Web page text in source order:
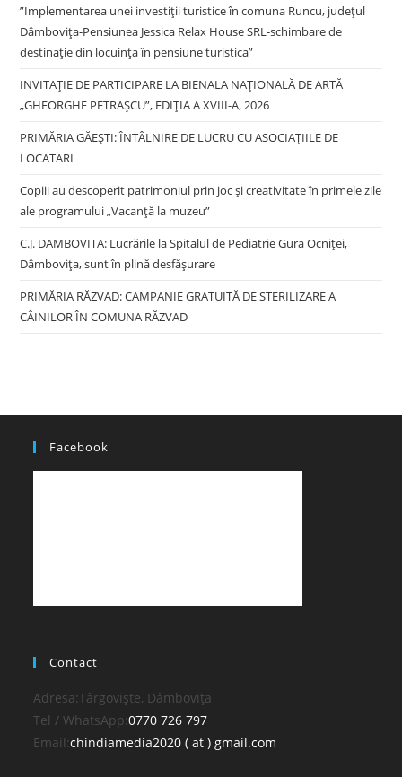
”Implementarea unei investiții turistice în comuna Runcu, județul
Dâmbovița-Pensiunea Jessica Relax House SRL-schimbare de
destinație din locuința în pensiune turistica”
INVITAȚIE DE PARTICIPARE LA BIENALA NAȚIONALĂ DE ARTĂ
„GHEORGHE PETRAȘCU”, EDIŢIA A XVIII-A, 2026
PRIMĂRIA GĂEȘTI: ÎNTÂLNIRE DE LUCRU CU ASOCIAȚIILE DE
LOCATARI
Copiii au descoperit patrimoniul prin joc și creativitate în primele zile
ale programului „Vacanță la muzeu”
C.J. DAMBOVITA: Lucrările la Spitalul de Pediatrie Gura Ocniței,
Dâmbovița, sunt în plină desfășurare
PRIMĂRIA RĂZVAD: CAMPANIE GRATUITĂ DE STERILIZARE A
CÂINILOR ÎN COMUNA RĂZVAD
Facebook
Contact
Adresa:Târgoviște, Dâmbovița
Tel / WhatsApp:0770 726 797Opens
in
Email:chindiamedia2020 ( at ) gmail.com